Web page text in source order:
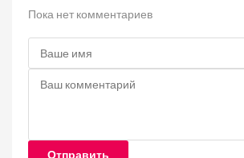
Пока нет комментариев
Отправить